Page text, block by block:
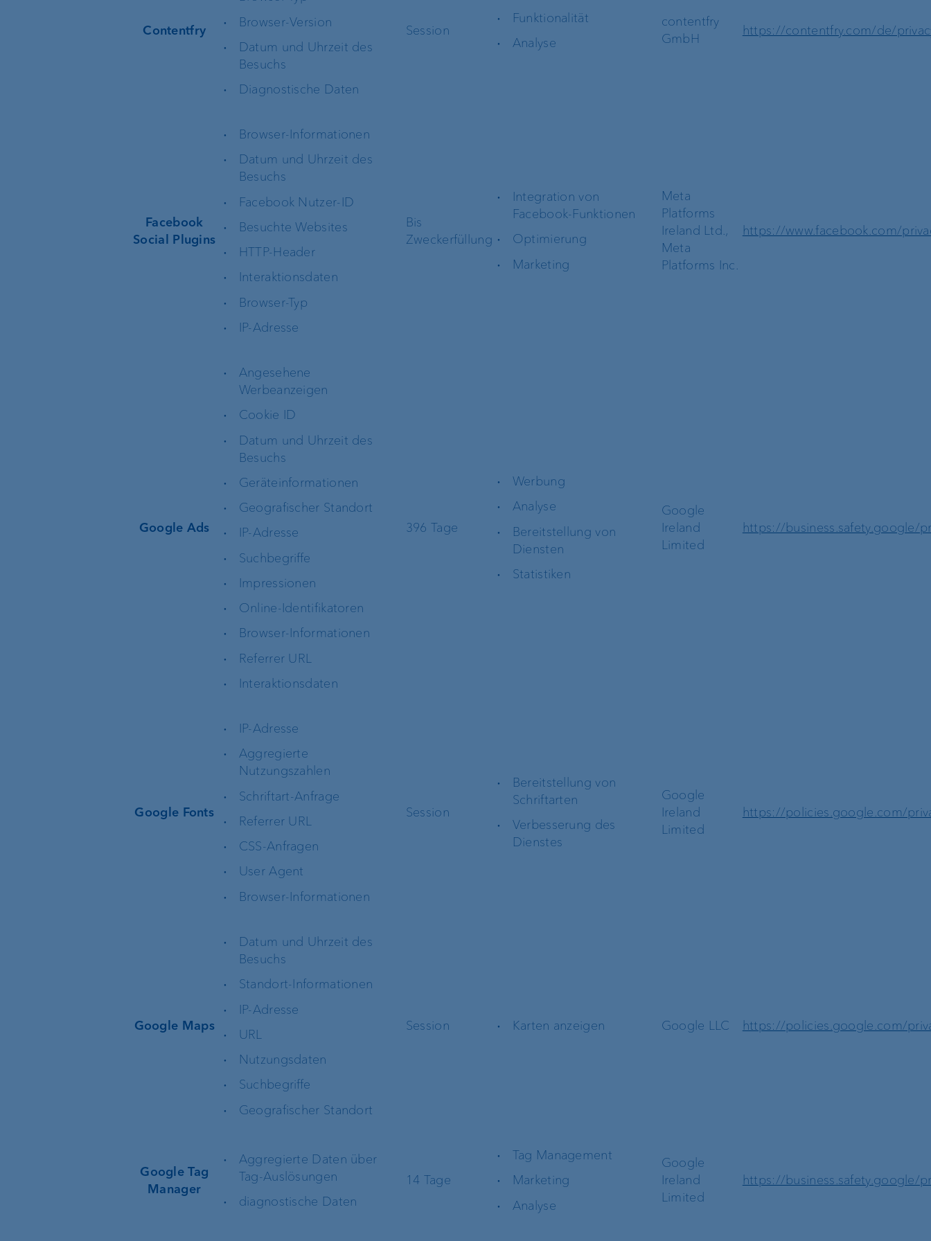
Mietkautionskonto
Verwaltungsrat
Kundenfeedback-
Die Marke VP Bank
Contentfry
Browser-Version
Datum und Uhrzeit des
Besuchs
Diagnostische Daten
Session
Funktionalität
Analyse
contentfry
GmbH
https://contentfry.com/de/
Facebook
Social Plugins
Browser-Informationen
Datum und Uhrzeit des
Besuchs
Facebook Nutzer-ID
Besuchte Websites
HTTP-Header
Interaktionsdaten
Browser-Typ
IP-Adresse
Bis
Zweckerfüllung
Integration von
Facebook-Funktionen
Optimierung
Marketing
Meta
Platforms
Ireland Ltd.,
Meta
Platforms Inc.
https://www.facebook.com/
Google Ads
Angesehene
Werbeanzeigen
Cookie ID
Datum und Uhrzeit des
Besuchs
Geräteinformationen
Geografischer Standort
IP-Adresse
Suchbegriffe
Impressionen
Online-Identifikatoren
Browser-Informationen
Referrer URL
Interaktionsdaten
396 Tage
Werbung
Analyse
Bereitstellung von
Diensten
Statistiken
Google
Ireland
Limited
https://business.safety.google/
Google Fonts
IP-Adresse
Aggregierte
Nutzungszahlen
Schriftart-Anfrage
Referrer URL
CSS-Anfragen
User Agent
Browser-Informationen
Session
Bereitstellung von
Schriftarten
Verbesserung des
Dienstes
Google
Ireland
Limited
https://policies.google.com/
Google Maps
Datum und Uhrzeit des
Besuchs
Standort-Informationen
IP-Adresse
URL
Nutzungsdaten
Suchbegriffe
Geografischer Standort
Session Karten anzeigen Google LLC https://policies.google.com/
Google Tag
Manager
Aggregierte Daten über
Tag-Auslösungen
diagnostische Daten
14 Tage
Tag Management
Marketing
Analyse
Google
Ireland
Limited
https://business.safety.google/